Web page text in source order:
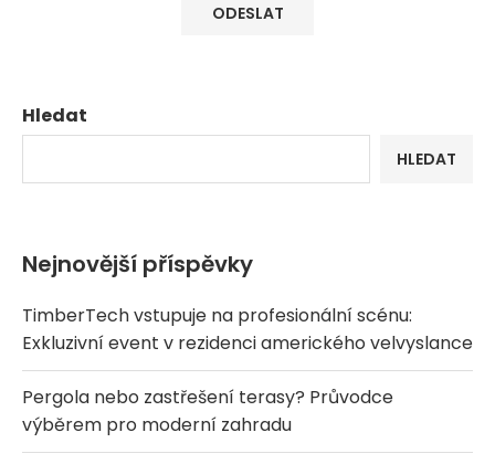
Hledat
HLEDAT
Nejnovější příspěvky
TimberTech vstupuje na profesionální scénu:
Exkluzivní event v rezidenci amerického velvyslance
Pergola nebo zastřešení terasy? Průvodce
výběrem pro moderní zahradu